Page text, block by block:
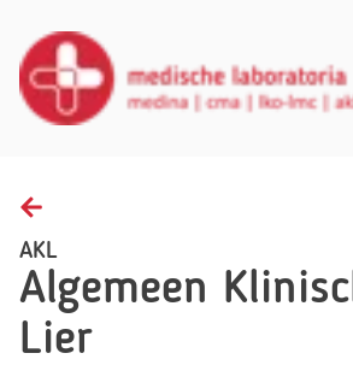
Gezondheidsinzichten
FAQ
AKL
Algemeen
Lier